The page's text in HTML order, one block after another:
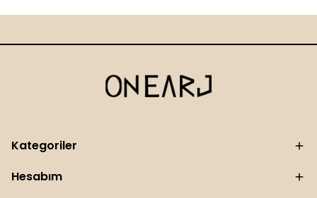
Kategoriler
Hesabım